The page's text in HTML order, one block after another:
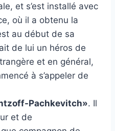
et s’est installé avec
où il a obtenu la
au début de sa
de lui un héros de
et en général,
à s’appeler de
Pachkevitch». Il
et de